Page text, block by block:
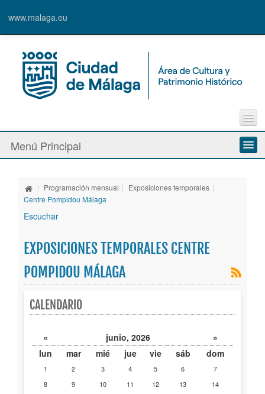
www.malaga.eu
Contacto
Quejas y Sugerencias
Menú Principal
Espacios culturales
Banda Municipal de Música
Publicaciones
Trámites
Newsletter
| Programación mensual | Exposiciones temporales |
Centre Pompidou Málaga
Escuchar
EXPOSICIONES TEMPORALES CENTRE
POMPIDOU MÁLAGA
CALENDARIO
« junio, 2026
»
lun
mar mié jue vie sáb dom
1 2 3 4 5 6
7
8
9 10 11 12 13
14